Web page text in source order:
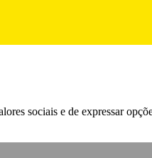
sociais e de expressar